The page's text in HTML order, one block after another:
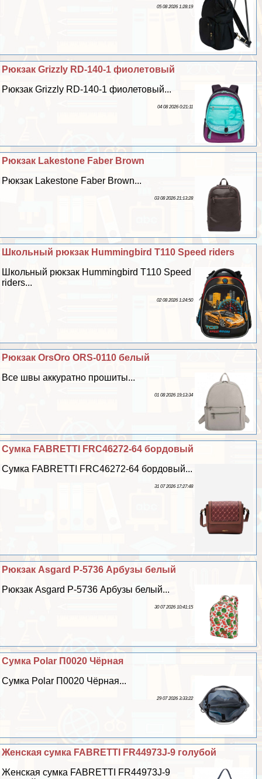
05 08 2026 1:28:19
Рюкзак Grizzly RD-140-1 фиолетовый
Рюкзак Grizzly RD-140-1 фиолетовый...
04 08 2026 0:21:11
Рюкзак Lakestone Faber Brown
Рюкзак Lakestone Faber Brown...
03 08 2026 21:13:28
Школьный рюкзак Hummingbird T110 Speed riders
Школьный рюкзак Hummingbird T110 Speed
riders...
02 08 2026 1:24:50
Рюкзак OrsOro ORS-0110 белый
Все швы аккуратно прошиты...
01 08 2026 19:13:34
Сумка FABRETTI FRC46272-64 бордовый
Сумка FABRETTI FRC46272-64 бордовый...
31 07 2026 17:27:48
Рюкзак Asgard Р-5736 Арбузы белый
Рюкзак Asgard Р-5736 Арбузы белый...
30 07 2026 10:41:15
Сумка Polar П0020 Чёрная
Сумка Polar П0020 Чёрная...
29 07 2026 3:33:22
Женская сумка FABRETTI FR44973J-9 гoлyбой
Женская сумка FABRETTI FR44973J-9